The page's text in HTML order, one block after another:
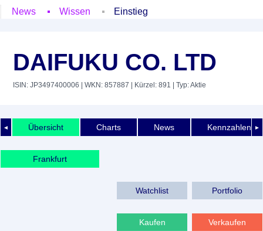
News
Wissen Einstieg
DAIFUKU CO. LTD
ISIN: JP3497400006 | WKN: 857887 | Kürzel: 891 | Typ: Aktie
◄ ►
Übersicht Charts News Kennzahlen
Frankfurt
Watchlist Portfolio
Kaufen Verkaufen